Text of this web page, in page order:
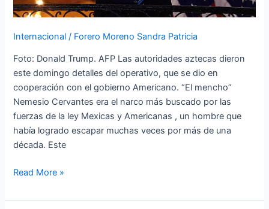
Internacional / Forero Moreno Sandra Patricia
Foto: Donald Trump. AFP Las autoridades aztecas dieron
este domingo detalles del operativo, que se dio en
cooperación con el gobierno Americano. “El mencho”
Nemesio Cervantes era el narco más buscado por las
fuerzas de la ley Mexicas y Americanas , un hombre que
había logrado escapar muchas veces por más de una
década. Este
Read More »